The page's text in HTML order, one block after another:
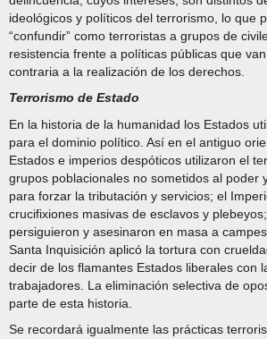
ideológicos y políticos del terrorismo, lo que
“confundir” como terroristas a grupos de
resistencia frente a políticas públicas que
contraria a la realización de los derechos.
Terrorismo de Estado
En la historia de la humanidad los Estados
para el dominio político. Así en el antiguo
Estados e imperios despóticos utilizaron el
grupos poblacionales no sometidos al poder
para forzar la tributación y servicios; el
crucifixiones masivas de esclavos y
persiguieron y asesinaron en masa a
Santa Inquisición aplicó la tortura con
decir de los flamantes Estados liberales con
trabajadores. La eliminación selectiva de
parte de esta historia.
Se recordará igualmente las prácticas